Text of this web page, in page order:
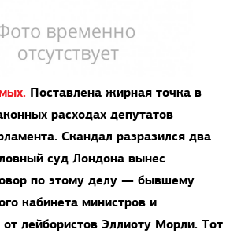
Поставлена жирная точка в
расходах депутатов
Скандал разразился два
суд Лондона вынес
по этому делу — бывшему
кабинета министров и
лейбористов Эллиоту Морли. Тот